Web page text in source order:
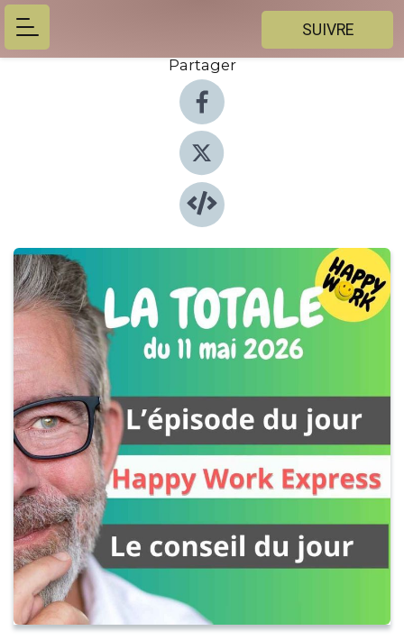
SUIVRE
Partager